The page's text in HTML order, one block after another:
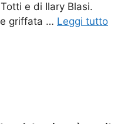
e di Ilary Blasi.
griffata … Leggi tutto